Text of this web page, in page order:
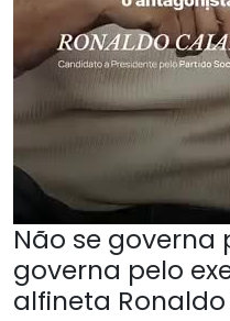
Não se governa
governa pelo
alfineta